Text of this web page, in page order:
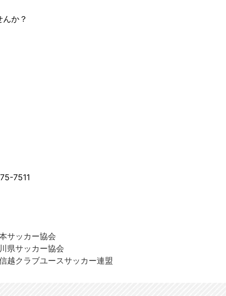
か？
7511
サッカー協会
県サッカー協会
越クラブユースサッカー連盟